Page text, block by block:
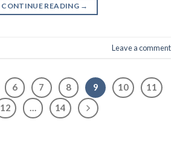
CONTINUE READING →
Leave a comment
6 7 8 9 10
11
12
… 14